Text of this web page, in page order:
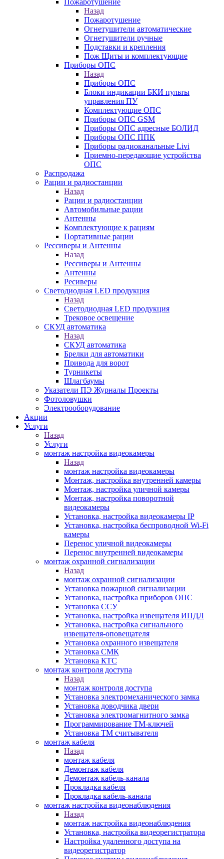
Назад
Пожаротушение
Огнетушители автоматические
Огнетушители ручные
Подставки и крепления
Пож Щиты и комплектующие
Приборы ОПС
Назад
Приборы ОПС
Блоки индикации БКИ пульты
управления ПУ
Комплектующие ОПС
Приборы ОПС GSM
Приборы ОПС адресные БОЛИД
Приборы ОПС ППК
Приборы радиоканальные Livi
Приемно-передающие устройства
ОПС
Распродажа
Рации и радиостанции
Назад
Рации и радиостанции
Автомобильные рации
Антенны
Комплектующие к рациям
Портативные рации
Рессиверы и Антенны
Назад
Рессиверы и Антенны
Антенны
Ресиверы
Светодиодная LED продукция
Назад
Светодиодная LED продукция
Трековое освещение
СКУД автоматика
Назад
СКУД автоматика
Брелки для автоматики
Привода для ворот
Турникеты
Шлагбаумы
Указатели ПЭ Журналы Проекты
Фотоловушки
Электрооборудование
Акции
Услуги
Назад
Услуги
монтаж настройка видеокамеры
Назад
монтаж настройка видеокамеры
Монтаж, настройка внутренней камеры
Монтаж, настройка уличной камеры
Монтаж, настройка поворотной
видеокамеры
Установка, настройка видеокамеры IP
Установка, настройка беспроводной Wi-Fi
камеры
Перенос уличной видеокамеры
Перенос внутренней видеокамеры
монтаж охранной сигнализации
Назад
монтаж охранной сигнализации
Установка пожарной сигнализации
Установка, настройка приборов ОПС
Установка ССУ
Установка, настройка извещателя ИПДЛ
Установка, настройка сигнального
извещателя-оповещателя
Установка охранного извещателя
Установка СМК
Установка КТС
монтаж контроля доступа
Назад
монтаж контроля доступа
Установка электромеханического замка
Установка доводчика двери
Установка электромагнитного замка
Программирование ТМ-ключей
Установка ТМ считывателя
монтаж кабеля
Назад
монтаж кабеля
Демонтаж кабеля
Демонтаж кабель-канала
Прокладка кабеля
Прокладка кабель-канала
монтаж настройка видеонаблюдения
Назад
монтаж настройка видеонаблюдения
Установка, настройка видеорегистратора
Настройка удаленного доступа на
видеорегистратор